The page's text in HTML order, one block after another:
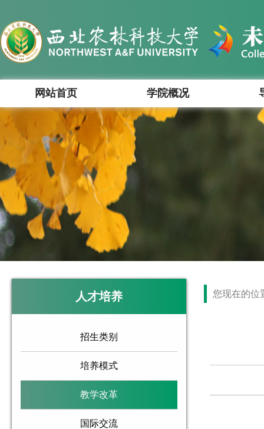
网站首页 学院概况
人才培养
招生类别
培养模式
教学改革
国际交流
您现在的位